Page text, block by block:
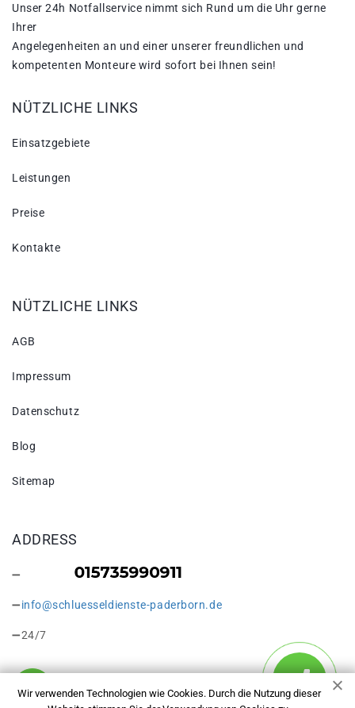
Wir verwenden Technologien wie Cookies. Durch die Nutzung dieser
Unser 24h Notfallservice nimmt sich Rund um die Uhr gerne
Ihrer
Angelegenheiten an und einer unserer freundlichen und
kompetenten Monteure wird sofort bei Ihnen sein!
NÜTZLICHE LINKS
Einsatzgebiete
Leistungen
Preise
Kontakte
NÜTZLICHE LINKS
AGB
Impressum
Datenschutz
Blog
Sitemap
ADDRESS
info@schluesseldienste-paderborn.de
24/7